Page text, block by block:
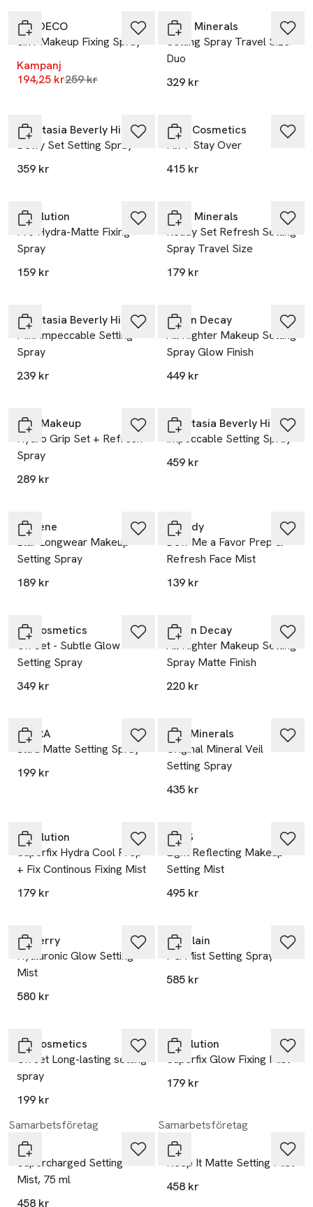
ARTDECO
3in1 Makeup Fixing Spray
Kampanj
194,25 krLägsta pris 30 dagar
259 kr
IDUN Minerals
Setting Spray Travel Size
Duo
329 kr
Anastasia Beverly Hills
Dewy Set Setting Spray
359 kr
MAC Cosmetics
Fix + Stay Over
415 kr
Revolution
Pro Hydra-Matte Fixing
Spray
159 kr
IDUN Minerals
Ready Set Refresh Setting
Spray Travel Size
179 kr
Anastasia Beverly Hills
Mini Impeccable Setting
Spray
239 kr
Urban Decay
All Nighter Makeup Setting
Spray Glow Finish
449 kr
Milk Makeup
Hydro Grip Set + Refresh
Spray
289 kr
Anastasia Beverly Hills
Impeccable Setting Spray
459 kr
Lumene
Blur Longwear Makeup
Setting Spray
189 kr
Scandy
Dew Me a Favor Prep &
Refresh Face Mist
139 kr
LH Cosmetics
On Set - Subtle Glow
Setting Spray
349 kr
Urban Decay
All Nighter Makeup Setting
Spray Matte Finish
220 kr
MOIRA
Ultra Matte Setting Spray
199 kr
bareMinerals
Original Mineral Veil
Setting Spray
435 kr
Revolution
Superfix Hydra Cool Prep
+ Fix Continous Fixing Mist
179 kr
NARS
Light Reflecting Makeup
Setting Mist
495 kr
By Terry
Hyaluronic Glow Setting
Mist
580 kr
Guerlain
PG Mist Setting Spray
585 kr
LH Cosmetics
On set Long-lasting setting
spray
199 kr
Revolution
Superfix Glow Fixing Mist
179 kr
Samarbetsföretag
Mii
Supercharged Setting
Mist, 75 ml
458 kr
Samarbetsföretag
Mii
Keep It Matte Setting Mist
458 kr